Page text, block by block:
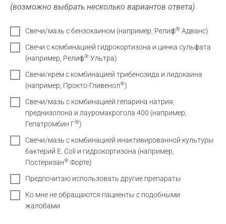
(возможно выбрать несколько вариантов ответа)
Свечи/мазь с бензокаином (например, Релиф® Адванс)
Свечи с комбинацией гидрокортизона и цинка сульфата
(например, Релиф® Ультра)
Свечи/крем с комбинацией трибенозида и лидокаина
(например, Прокто-Гливенол®)
Свечи/мазь с комбинацией гепарина натрия,
преднизолона и лауромакрогола 400 (например,
Гепатромбин Г®)
Свечи/мазь с комбинацией инактивированной культуры
бактерий E. Coli и гидрокортизона (например,
Постеризан® Форте)
Предпочитаю использовать другие препараты
Ко мне не обращаются пациенты с подобными
жалобами